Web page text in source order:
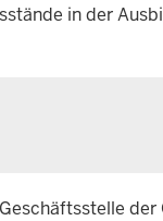
in der